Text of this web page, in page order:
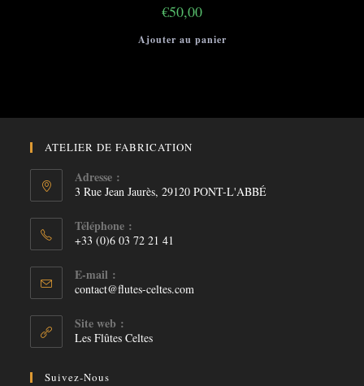
€50,00
Ajouter au panier
ATELIER DE FABRICATION
Adresse :
3 Rue Jean Jaurès, 29120 PONT-L'ABBÉ
Téléphone :
+33 (0)6 03 72 21 41
E-mail :
contact@flutes-celtes.com
Site web :
Les Flûtes Celtes
Suivez-Nous